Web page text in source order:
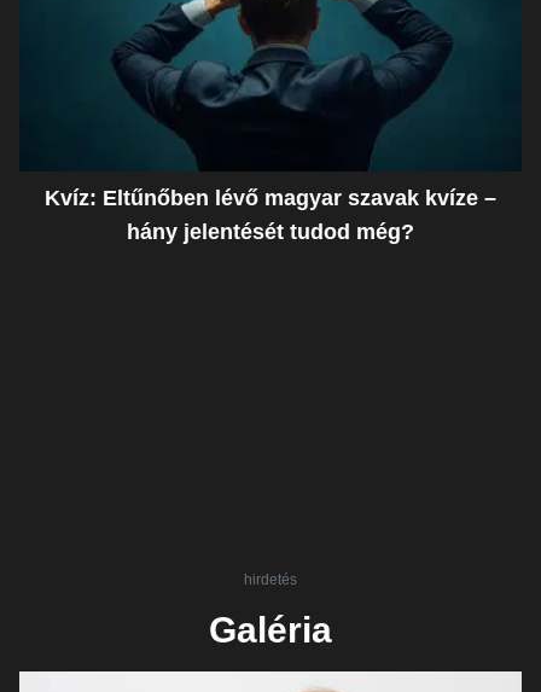
Kvíz: Eltűnőben lévő magyar szavak kvíze –
hány jelentését tudod még?
hirdetés
Galéria